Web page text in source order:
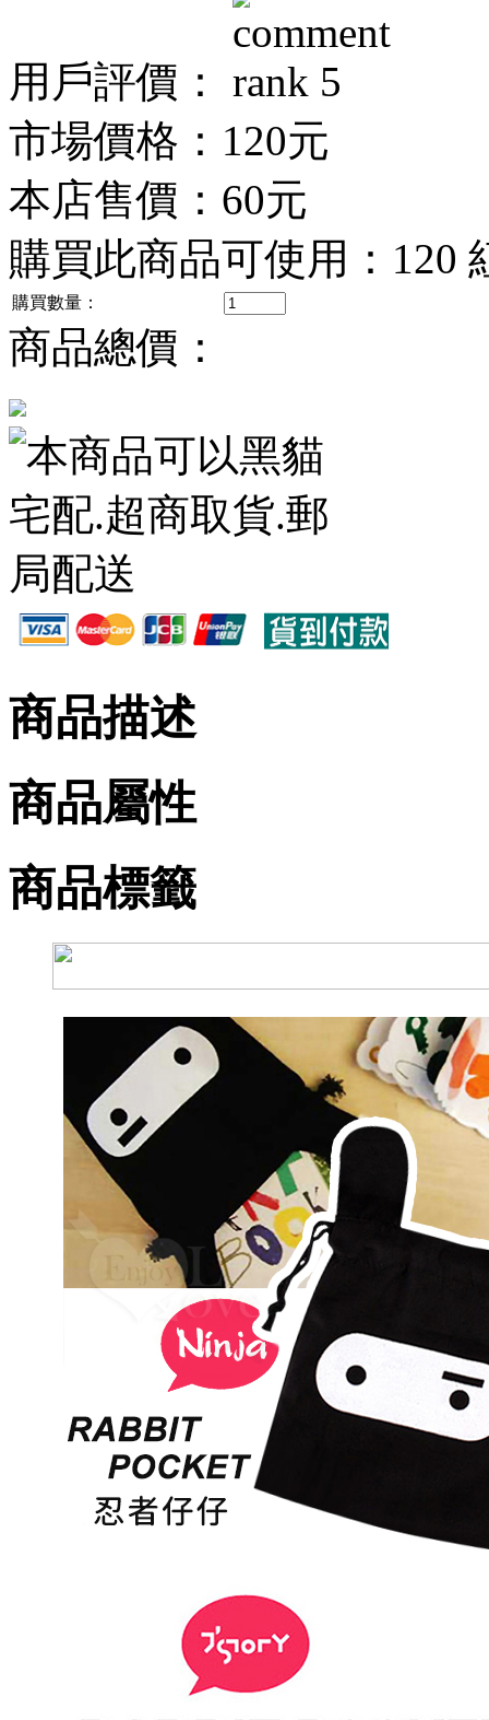
用戶評價：
市場價格： 120元
本店售價： 60元
購買此商品可使用： 120
購買數量：
商品總價：
商品描述
商品屬性
商品標籤